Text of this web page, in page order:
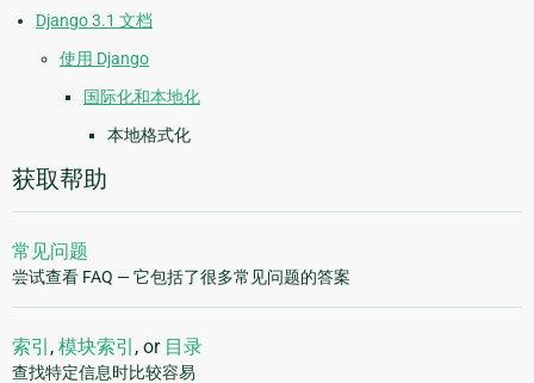
Django 3.1 文档
使用 Django
国际化和本地化
本地格式化
获取帮助
常见问题
尝试查看 FAQ — 它包括了很多常见问题的答案
索引 , 模块索引 , or 目录
查找特定信息时比较容易